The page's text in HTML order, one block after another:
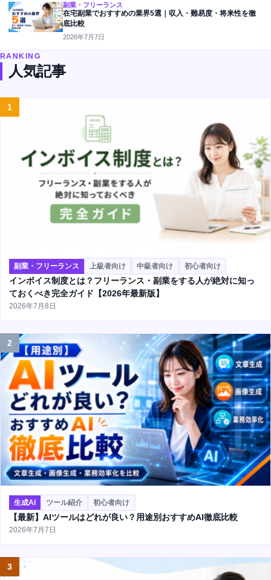
副業・フリーランス
在宅副業でおすすめの業界5選｜収入・難易度・将来性を徹
底比較
2026年7月7日
RANKING
人気記事
1
副業・フリーランス 上級者向け 中級者向け 初心者向け
インボイス制度とは？フリーランス・副業をする人が絶対に知っ
ておくべき完全ガイド【2026年最新版】
2026年7月8日
2
生成AI ツール紹介 初心者向け
【最新】AIツールはどれが良い？用途別おすすめAI徹底比較
2026年7月7日
3
AD